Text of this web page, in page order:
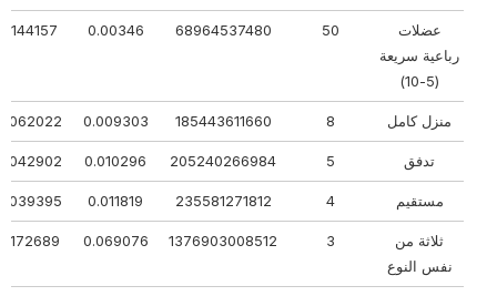
عضلات
رباعية سريعة
50
68964537480
0.00346
0.144157
منزل كامل 185443611660
0.009303
0.062022
تدفق 205240266984
0.010296
0.042902
مستقيم 235581271812
0.011819
0.039395
ثلاثة من
نفس النوع
1376903008512
0.069076
0.172689